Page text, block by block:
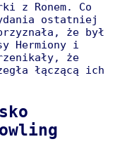
z Ronem. Co
ostatniej
że był
Hermiony i
że
łączącą ich